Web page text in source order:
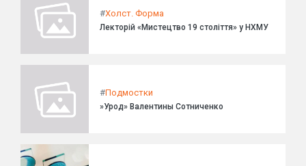
#Холст. Форма
Лекторій «Мистецтво 19 століття» у НХМУ
#Подмостки
»Урод» Валентины Сотниченко